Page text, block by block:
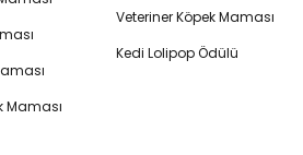
Maması
Veteriner Köpek Maması
Kedi Lolipop Ödülü